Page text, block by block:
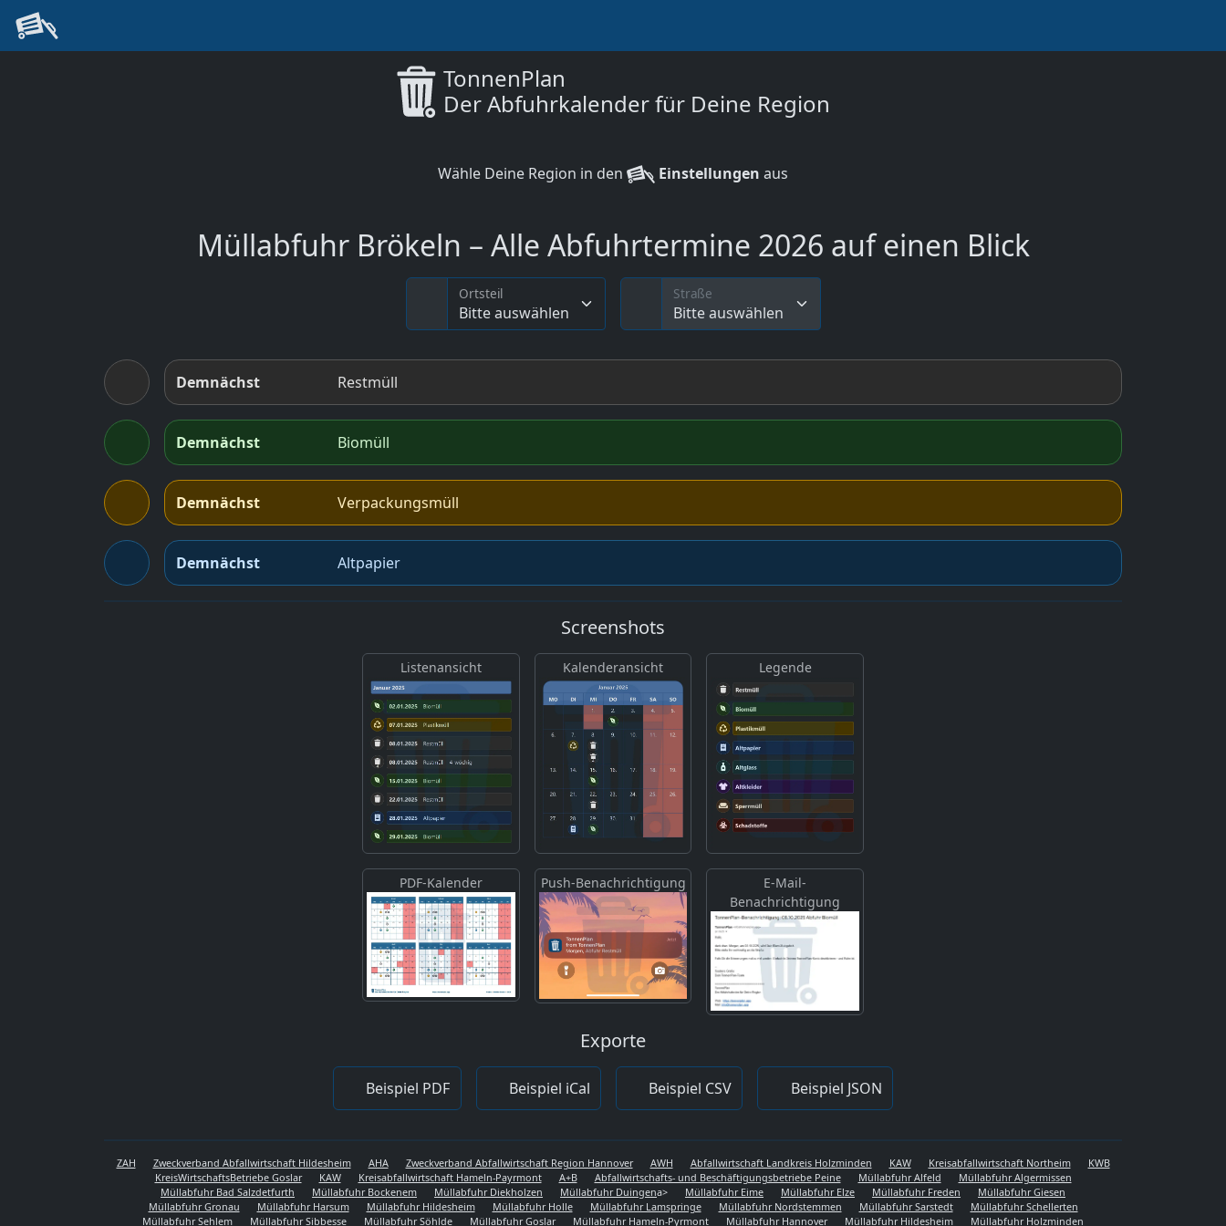
TonnenPlan
Der Abfuhrkalender für Deine Region
Wähle Deine Region in den Einstellungen aus
Müllabfuhr Brökeln – Alle Abfuhrtermine 2026 auf einen Blick
Bitte auswählen
Ortsteil
Bitte auswählen
Straße
Demnächst Restmüll
Demnächst Biomüll
Demnächst Verpackungsmüll
Demnächst Altpapier
Screenshots
Listenansicht Kalenderansicht Legende
PDF-Kalender Push-Benachrichtigung
E-Mail-
Benachrichtigung
Exporte
Beispiel PDF Beispiel iCal Beispiel CSV Beispiel JSON
ZAH Zweckverband Abfallwirtschaft Hildesheim AHA Zweckverband Abfallwirtschaft Region Hannover AWH Abfallwirtschaft Landkreis Holzminden KAW Kreisabfallwirtschaft Northeim
KWB
KreisWirtschaftsBetriebe Goslar
KAW Kreisabfallwirtschaft Hameln-Payrmont A+B Abfallwirtschafts- und Beschäftigungsbetriebe Peine Müllabfuhr Alfeld
Müllabfuhr Algermissen
Müllabfuhr Bad Salzdetfurth
Müllabfuhr Bockenem Müllabfuhr Diekholzen Müllabfuhr Duingena> Müllabfuhr Eime Müllabfuhr Elze Müllabfuhr Freden
Müllabfuhr Giesen
Müllabfuhr Gronau
Müllabfuhr Harsum Müllabfuhr Hildesheim Müllabfuhr Holle Müllabfuhr Lamspringe Müllabfuhr Nordstemmen Müllabfuhr Sarstedt
Müllabfuhr Schellerten
Müllabfuhr Sehlem
Müllabfuhr Sibbesse Müllabfuhr Söhlde Müllabfuhr Goslar Müllabfuhr Hameln-Pyrmont Müllabfuhr Hannover Müllabfuhr Hildesheim Müllabfuhr Holzminden